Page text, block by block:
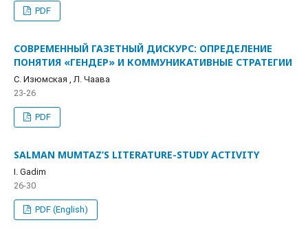
PDF
СОВРЕМЕННЫЙ ГАЗЕТНЫЙ ДИСКУРС: ОПРЕДЕЛЕНИЕ
ПОНЯТИЯ «ГЕНДЕР» И КОММУНИКАТИВНЫЕ СТРАТЕГИИ
С. Изюмская , Л. Чаава
23-26
PDF
SALMAN MUMTAZ’S LITERATURE-STUDY ACTIVITY
I. Gadim
26-30
PDF (English)